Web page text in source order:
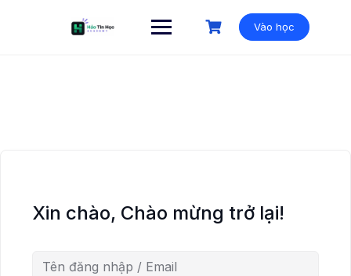
Vào học
Xin chào, Chào mừng trở lại!